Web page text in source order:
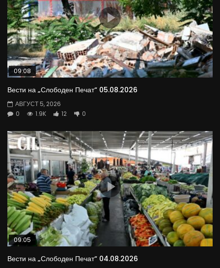
09:08
Вести на „Слободен Печат“ 05.08.2026
АВГУСТ 5, 2026
0
1.9K 12 0
09:05
Вести на „Слободен Печат“ 04.08.2026